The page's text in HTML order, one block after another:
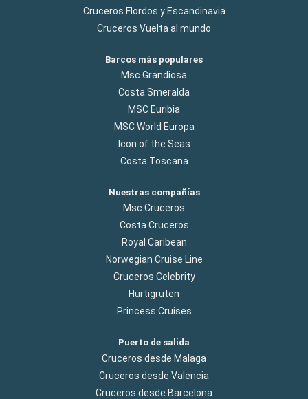
Cruceros Flordos y Escandinavia
Cruceros Vuelta al mundo
Barcos más populares
Msc Grandiosa
Costa Smeralda
MSC Euribia
MSC World Europa
Icon of the Seas
Costa Toscana
Nuestras compañías
Msc Cruceros
Costa Cruceros
Royal Caribean
Norwegian Cruise Line
Cruceros Celebrity
Hurtigruten
Princess Cruises
Puerto de salida
Cruceros desde Malaga
Cruceros desde Valencia
Cruceros desde Barcelona